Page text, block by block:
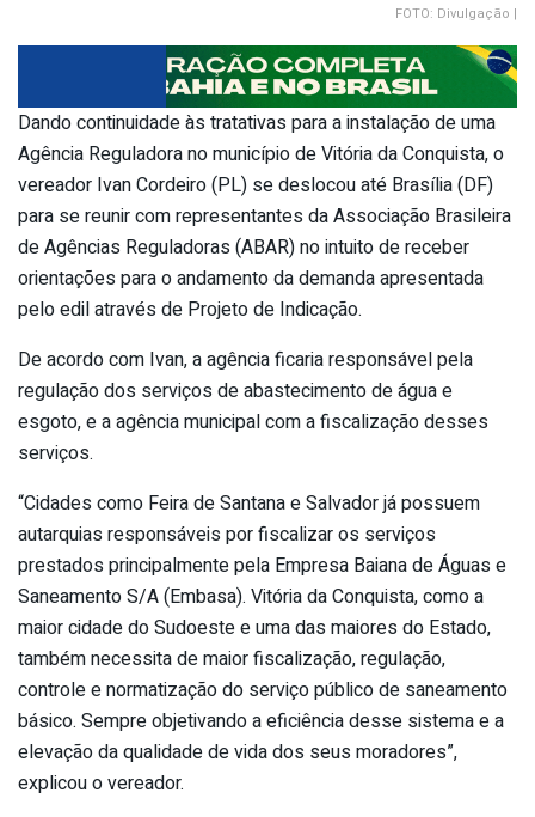
FOTO: Divulgação |
Dando continuidade às tratativas para a instalação de uma
Agência Reguladora no município de Vitória da Conquista, o
vereador Ivan Cordeiro (PL) se deslocou até Brasília (DF)
para se reunir com representantes da Associação Brasileira
de Agências Reguladoras (ABAR) no intuito de receber
orientações para o andamento da demanda apresentada
pelo edil através de Projeto de Indicação.
De acordo com Ivan, a agência ficaria responsável pela
regulação dos serviços de abastecimento de água e
esgoto, e a agência municipal com a fiscalização desses
serviços.
“Cidades como Feira de Santana e Salvador já possuem
autarquias responsáveis por fiscalizar os serviços
prestados principalmente pela Empresa Baiana de Águas e
Saneamento S/A (Embasa). Vitória da Conquista, como a
maior cidade do Sudoeste e uma das maiores do Estado,
também necessita de maior fiscalização, regulação,
controle e normatização do serviço público de saneamento
básico. Sempre objetivando a eficiência desse sistema e a
elevação da qualidade de vida dos seus moradores”,
explicou o vereador.